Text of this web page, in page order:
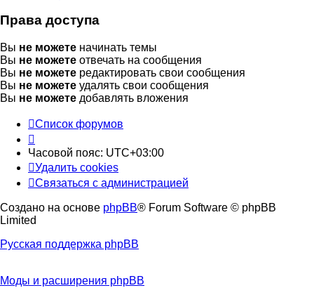
Права доступа
Вы не можете начинать темы
Вы не можете отвечать на сообщения
Вы не можете редактировать свои сообщения
Вы не можете удалять свои сообщения
Вы не можете добавлять вложения
Список форумов
Часовой пояс: UTC+03:00
Удалить cookies
Связаться с администрацией
Создано на основе phpBB® Forum Software © phpBB
Limited
Русская поддержка phpBB
Моды и расширения phpBB